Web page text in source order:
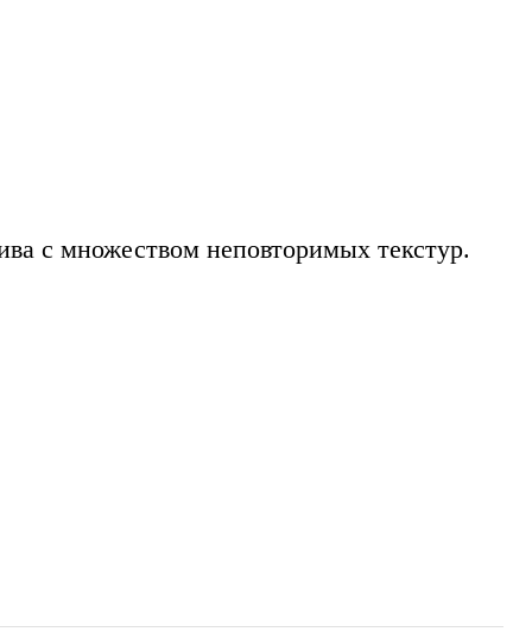
с множеством неповторимых текстур.